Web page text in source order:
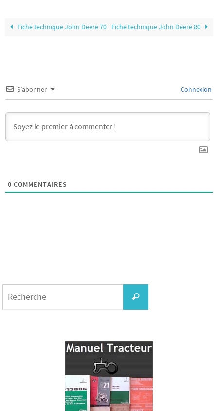
Fiche technique John Deere 70 Fiche technique John Deere 80
S’abonner Connexion
0 COMMENTAIRES
Recherche